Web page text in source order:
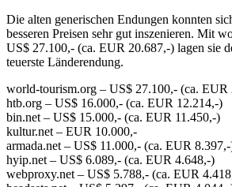
Die alten generischen Endungen konnten
besseren Preisen sehr gut inszenieren. Mit
US$ 27.100,- (ca. EUR 20.687,-) lagen sie
teuerste Länderendung.
world-tourism.org – US$ 27.100,- (ca. EUR
htb.org – US$ 16.000,- (ca. EUR 12.214,-)
bin.net – US$ 15.000,- (ca. EUR 11.450,-)
kultur.net – EUR 10.000,-
armada.net – US$ 11.000,- (ca. EUR
hyip.net – US$ 6.089,- (ca. EUR 4.648,-)
webproxy.net – US$ 5.788,- (ca. EUR